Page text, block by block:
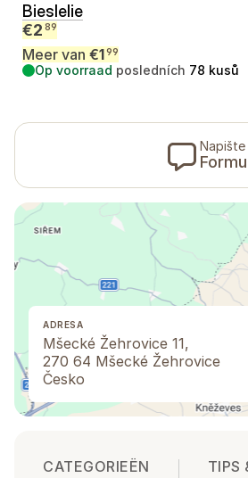
Bieslelie
€2 89
Meer van €199
Op voorraad posledních 78 kusů
Napište
ADRESA
Mšecké Žehrovice 11,
270 64 Mšecké Žehrovice
Česko
CATEGORIEËN
TIPS